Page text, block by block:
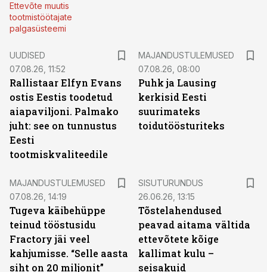
Ettevõte muutis
tootmistöötajate
palgasüsteemi
UUDISED
07.08.26, 11:52
Rallistaar Elfyn Evans
ostis Eestis toodetud
aiapaviljoni. Palmako
juht: see on tunnustus
Eesti
tootmiskvaliteedile
MAJANDUSTULEMUSED
07.08.26, 08:00
Puhk ja Lausing
kerkisid Eesti
suurimateks
toidutöösturiteks
MAJANDUSTULEMUSED
07.08.26, 14:19
Tugeva käibehüppe
teinud tööstusidu
Fractory jäi veel
kahjumisse. “Selle aasta
siht on 20 miljonit”
SISUTURUNDUS
26.06.26, 13:15
Tõstelahendused
peavad aitama vältida
ettevõtete kõige
kallimat kulu –
seisakuid